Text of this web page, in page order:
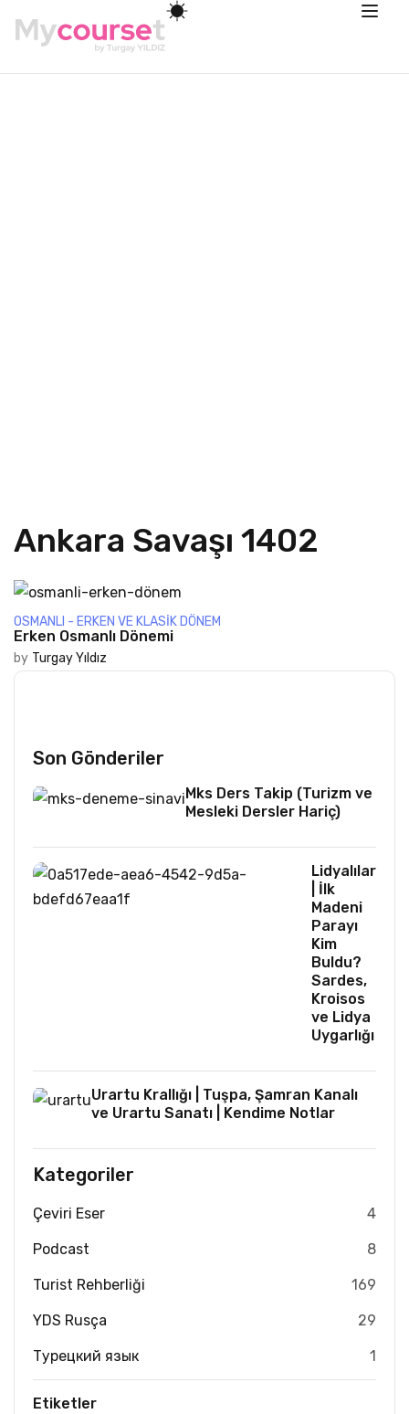
Ankara Savaşı 1402
OSMANLI - ERKEN VE KLASIK DÖNEM
Erken Osmanlı Dönemi
by Turgay Yıldız
Son Gönderiler
Mks Ders Takip (Turizm ve
Mesleki Dersler Hariç)
Lidyalılar
| İlk
Madeni
Parayı
Kim
Buldu?
Sardes,
Kroisos
ve Lidya
Uygarlığı
Urartu Krallığı | Tuşpa, Şamran Kanalı
ve Urartu Sanatı | Kendime Notlar
Kategoriler
Çeviri Eser 4
Podcast 8
Turist Rehberliği 169
YDS Rusça 29
Турецкий язык 1
Etiketler